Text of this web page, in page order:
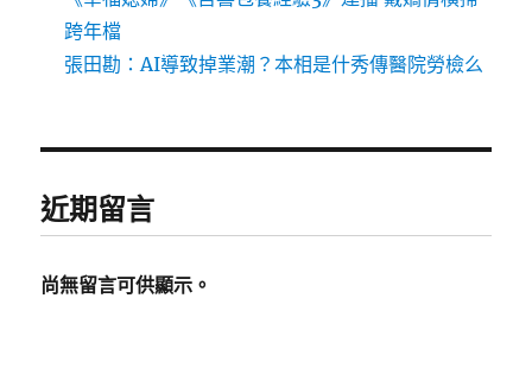
跨年檔
張田勘：AI導致掉業潮？本相是什秀傳醫院勞檢么
近期留言
尚無留言可供顯示。